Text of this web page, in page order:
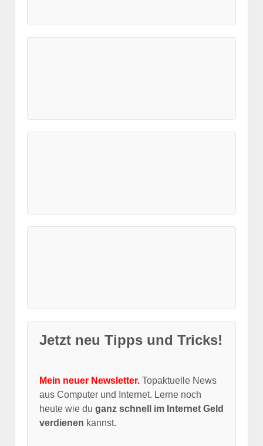
Jetzt neu Tipps und Tricks!
Mein neuer Newsletter. Topaktuelle News
aus Computer und Internet. Lerne noch
heute wie du ganz schnell im Internet Geld
verdienen kannst.